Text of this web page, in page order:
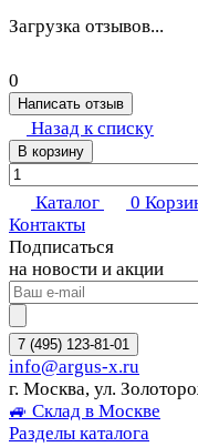
Загрузка отзывов...
0
Написать отзыв
Назад к списку
В корзину
Каталог 0
Контакты
Подписаться
на новости и акции
7 (495) 123-81-01
info@argus-x.ru
г. Москва, ул.
🚙 Склад в Москве
Разделы каталога